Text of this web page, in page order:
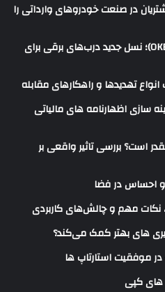
در صنعت خودروهای وارداتی را
معرفی کرکره فولادی اوکر (OKER)؛ نسل جدید درب‌های برقی برای
تهدیدها و راهکارهای مقابله
سازی اظهارنامه های مالیاتی
است؟ بررسی تاثیر واقعی بر
و احساس در فضا
نکات مهم و چالش‌های کاربردی
های بهتر کمک می‌کند؟
موفقیت استارتاپ ها
های کپی